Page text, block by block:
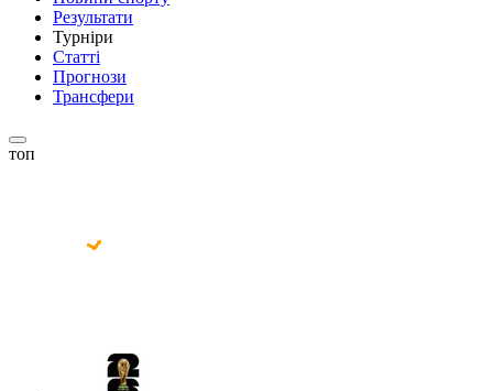
Результати
Турніри
Статті
Прогнози
Трансфери
топ